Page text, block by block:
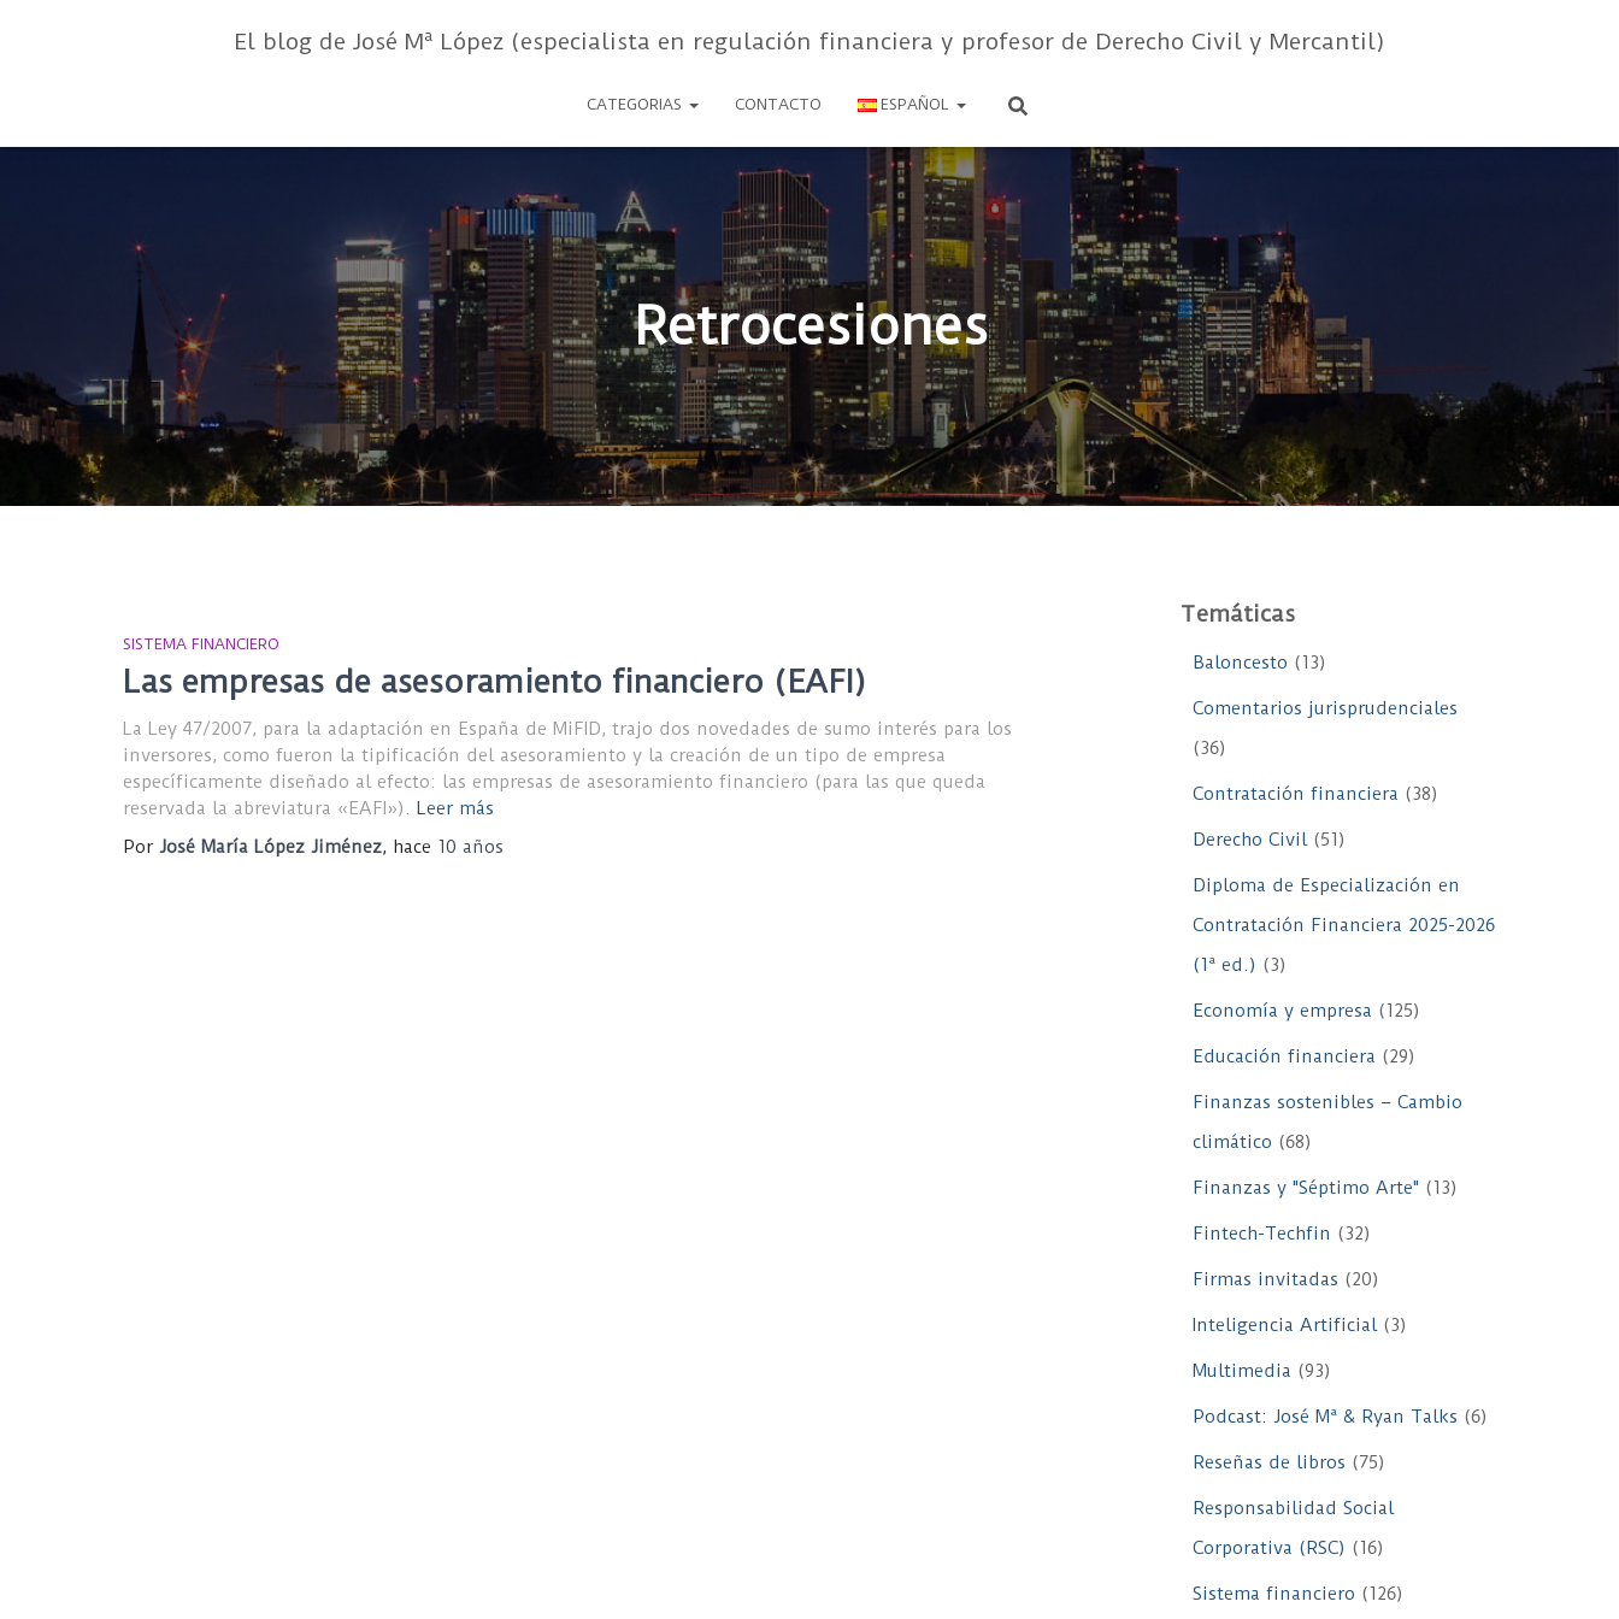
El blog de José Mª López (especialista en regulación financiera y profesor de Derecho Civil y Mercantil)
CATEGORIAS CONTACTO ESPAÑOL
Retrocesiones
SISTEMA FINANCIERO
Las empresas de asesoramiento financiero (EAFI)
La Ley 47/2007, para la adaptación en España de MiFID, trajo dos novedades de sumo interés para los
inversores, como fueron la tipificación del asesoramiento y la creación de un tipo de empresa
específicamente diseñado al efecto: las empresas de asesoramiento financiero (para las que queda
reservada la abreviatura «EAFI»). Leer más
Por José María López Jiménez, hace 10 años
Temáticas
Baloncesto (13)
Comentarios jurisprudenciales
(36)
Contratación financiera (38)
Derecho Civil(51)
Diploma de Especialización en
Contratación Financiera 2025-2026
(1ª ed.) (3)
Economía y empresa (125)
Educación financiera (29)
Finanzas sostenibles – Cambio
climático (68)
Finanzas y "Séptimo Arte" (13)
Fintech-Techfin (32)
Firmas invitadas (20)
Inteligencia Artificial(3)
Multimedia (93)
Podcast: José Mª & Ryan Talks (6)
Reseñas de libros (75)
Responsabilidad Social
Corporativa (RSC) (16)
Sistema financiero (126)